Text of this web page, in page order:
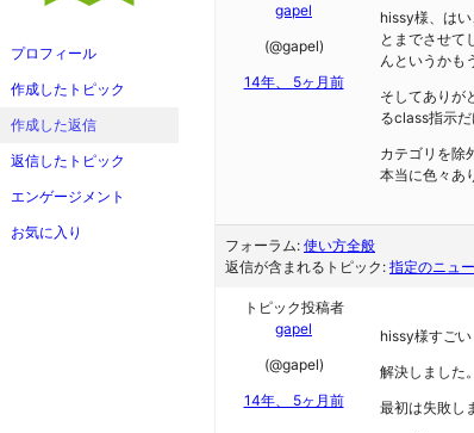
ッ
プ
プロフィール
作成したトピック
作成した返信
返信したトピック
エンゲージメント
お気に入り
gapel
(@gapel)
14年、 5ヶ月前
hissy様、は
とまでさせて
んというかも
そしてありが
るclass指示だ
カテゴリを除
本当に色々あ
フォーラム: 使い方全般
返信が含まれるトピック: 指定のニュ
トピック投稿者
gapel
(@gapel)
14年、 5ヶ月前
hissy様すごい
解決しました
最初は失敗し